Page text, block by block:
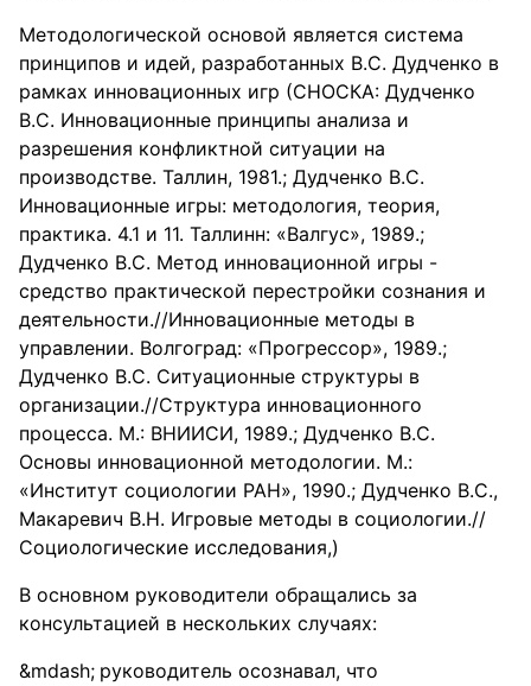
Методологической основой является система
принципов и идей, разработанных В.С. Дудченко в
рамках инновационных игр (СНОСКА: Дудченко
B.C. Инновационные принципы анализа и
разрешения конфликтной ситуации на
производстве. Таллин, 1981.; Дудченко B.C.
Инновационные игры: методология, теория,
практика. 4.1 и 11. Таллинн: «Валгус», 1989.;
Дудченко B.C. Метод инновационной игры -
средство практической перестройки сознания и
деятельности.//Инновационные методы в
управлении. Волгоград: «Прогрессор», 1989.;
Дудченко B.C. Ситуационные структуры в
организации.//Структура инновационного
процесса. М.: ВНИИСИ, 1989.; Дудченко B.C.
Основы инновационной методологии. М.:
«Институт социологии РАН», 1990.; Дудченко B.C.,
Макаревич В.Н. Игровые методы в социологии.//
Социологические исследования,)
В основном руководители обращались за
консультацией в нескольких случаях:
руководитель осознавал, что